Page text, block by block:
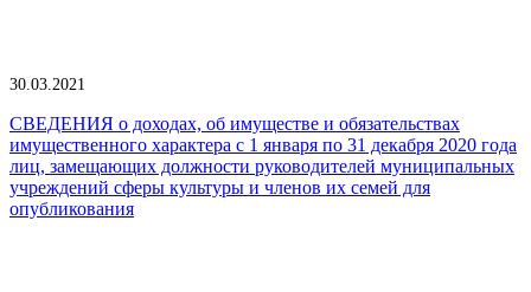
30.03.2021
СВЕДЕНИЯ о доходах, об имуществе и обязательствах
имущественного характера с 1 января по 31 декабря 2020 года
лиц, замещающих должности руководителей муниципальных
учреждений сферы культуры и членов их семей для
опубликования